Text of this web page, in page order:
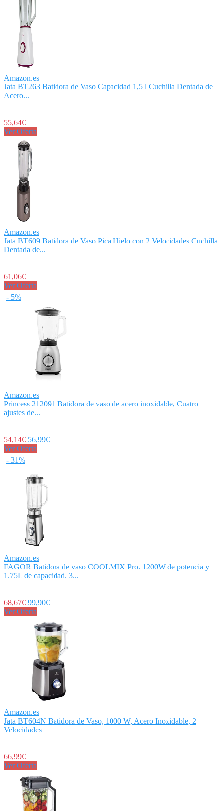
Amazon.es
Jata BT263 Batidora de Vaso Capacidad 1,5 l Cuchilla Dentada de
Acero...
55,64€
Ver Oferta
Amazon.es
Jata BT609 Batidora de Vaso Pica Hielo con 2 Velocidades Cuchilla
Dentada de...
61,06€
Ver Oferta
- 5%
Amazon.es
Princess 212091 Batidora de vaso de acero inoxidable, Cuatro
ajustes de...
54,14€ 56,99€
Ver Oferta
- 31%
Amazon.es
FAGOR Batidora de vaso COOLMIX Pro. 1200W de potencia y
1.75L de capacidad. 3...
68,67€ 99,90€
Ver Oferta
Amazon.es
Jata BT604N Batidora de Vaso, 1000 W, Acero Inoxidable, 2
Velocidades
66,99€
Ver Oferta